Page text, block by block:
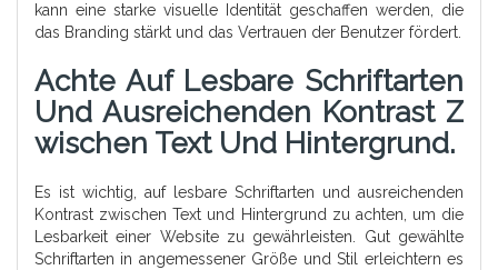
kann eine starke visuelle Identität geschaffen werden, die
das Branding stärkt und das Vertrauen der Benutzer fördert.
Achte Auf Lesbare Schriftarten
Und Ausreichenden Kontrast Z
Wischen Text Und Hintergrund.
Es ist wichtig, auf lesbare Schriftarten und ausreichenden
Kontrast zwischen Text und Hintergrund zu achten, um die
Lesbarkeit einer Website zu gewährleisten. Gut gewählte
Schriftarten in angemessener Größe und Stil erleichtern es